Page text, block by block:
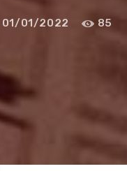
01/01/2022 85